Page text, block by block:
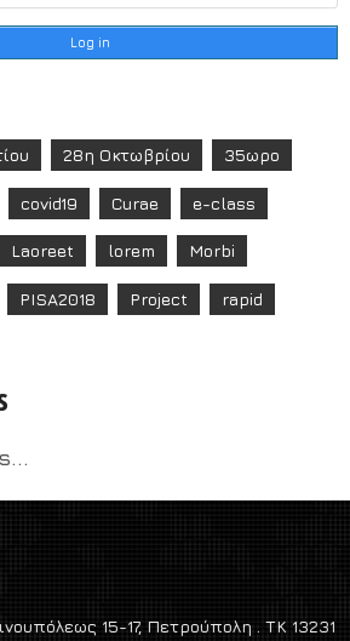
28η Οκτωβρίου 35ωρο
covid19 Curae e-class
Laoreet lorem Morbi
PISA2018 Project rapid
15-17, Πετρούπολη . TK 13231